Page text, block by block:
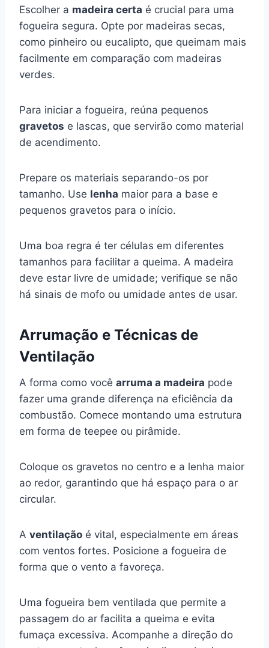
Escolher a madeira certa é crucial para uma
fogueira segura. Opte por madeiras secas,
como pinheiro ou eucalipto, que queimam mais
facilmente em comparação com madeiras
verdes.
Para iniciar a fogueira, reúna pequenos
gravetos e lascas, que servirão como material
de acendimento.
Prepare os materiais separando-os por
tamanho. Use lenha maior para a base e
pequenos gravetos para o início.
Uma boa regra é ter células em diferentes
tamanhos para facilitar a queima. A madeira
deve estar livre de umidade; verifique se não
há sinais de mofo ou umidade antes de usar.
Arrumação e Técnicas de
Ventilação
A forma como você arruma a madeira pode
fazer uma grande diferença na eficiência da
combustão. Comece montando uma estrutura
em forma de teepee ou pirâmide.
Coloque os gravetos no centro e a lenha maior
ao redor, garantindo que há espaço para o ar
circular.
A ventilação é vital, especialmente em áreas
com ventos fortes. Posicione a fogueira de
forma que o vento a favoreça.
Uma fogueira bem ventilada que permite a
passagem do ar facilita a queima e evita
fumaça excessiva. Acompanhe a direção do